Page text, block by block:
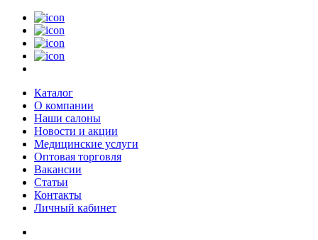
Каталог
О компании
Наши салоны
Новости и акции
Медицинские услуги
Оптовая торговля
Вакансии
Статьи
Контакты
Личный кабинет